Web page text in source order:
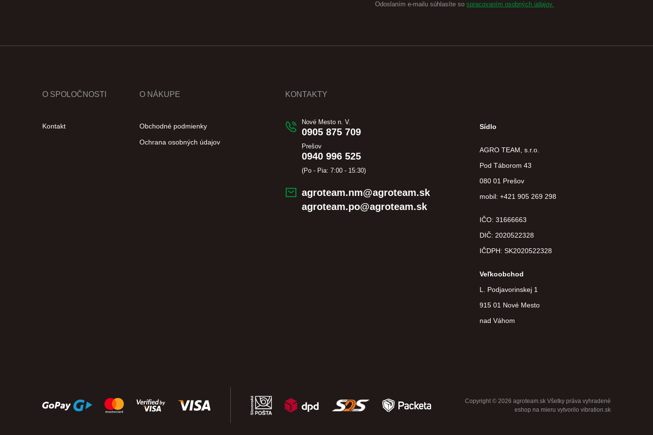
Odoslaním e-mailu súhlasíte so spracovaním osobných údajov.
O SPOLOČNOSTI
Kontakt
O NÁKUPE
Obchodné podmienky
Ochrana osobných údajov
KONTAKTY
Nové Mesto n. V.
0905 875 709
Prešov
0940 996 525
(Po - Pia: 7:00 - 15:30)
agroteam.nm@agroteam.sk
agroteam.po@agroteam.sk
Sídlo
AGRO TEAM, s.r.o.
Pod Táborom 43
080 01 Prešov
mobil: +421 905 269 298
IČO: 31666663
DIČ: 2020522328
IČDPH: SK2020522328
Veľkoobchod
L. Podjavorinskej 1
915 01 Nové Mesto
nad Váhom
Copyright © 2026 agroteam.sk Všetky práva vyhradené
eshop na mieru vytvorilo vibration.sk